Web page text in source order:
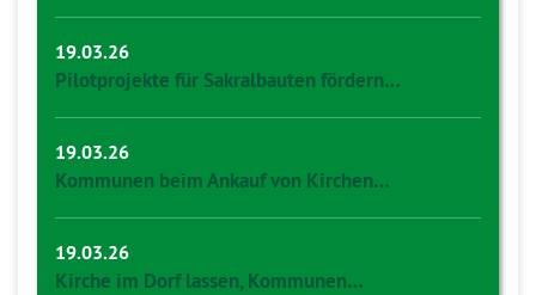
19.03.26
Pilotprojekte für Sakralbauten fördern…
19.03.26
Kommunen beim Ankauf von Kirchen…
19.03.26
Kirche im Dorf lassen, Kommunen…